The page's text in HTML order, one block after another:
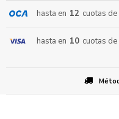
hasta en 12 cuotas de
hasta en 10 cuotas de